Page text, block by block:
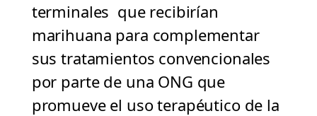
terminales que recibirían
marihuana para complementar
sus tratamientos convencionales
por parte de una ONG que
promueve el uso terapéutico de la